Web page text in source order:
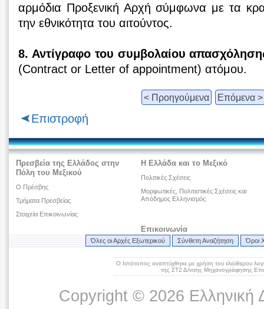
αρμόδια Προξενική Αρχή σύμφωνα με τα
την εθνικότητα του αιτούντος.
8. Αντίγραφο του συμβολαίου
(Contract or Letter of appointment) ατόμου.
< Προηγούμενα Επόμενα >
Επιστροφή
Πρεσβεία της Ελλάδος στην
Πόλη του Μεξικού
O Πρέσβης
Τμήματα Πρεσβείας
Στοιχεία Επικοινωνίας
Η Ελλάδα και το Μεξικό
Πολιτικές Σχέσεις
Μορφωτικές, Πολιτιστικές Σχέσεις και
Απόδημος Ελληνισμός
Επικοινωνία
Όλες οι Αρχές Εξωτερικού Σύνθετη Αναζήτηση Όροι
Ο Ιστότοπος αναπτύχθηκε με χρήση του ελεύθερου
της ΣΤ2 Δ/νσης Μηχανογράφησης
Copyright © 2026